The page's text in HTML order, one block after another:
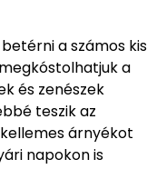
a számos kis
a
és zenészek
teszik az
árnyékot
napokon is